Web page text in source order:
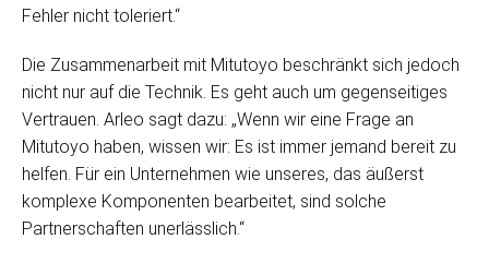
Fehler nicht toleriert.“
Die Zusammenarbeit mit Mitutoyo beschränkt sich jedoch
nicht nur auf die Technik. Es geht auch um gegenseitiges
Vertrauen. Arleo sagt dazu: „Wenn wir eine Frage an
Mitutoyo haben, wissen wir: Es ist immer jemand bereit zu
helfen. Für ein Unternehmen wie unseres, das äußerst
komplexe Komponenten bearbeitet, sind solche
Partnerschaften unerlässlich.“